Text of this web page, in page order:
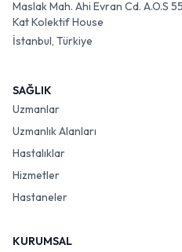
Maslak Mah. Ahi Evran Cd. A.O.S
Kat Kolektif House
İstanbul, Türkiye
SAĞLIK
Uzmanlar
Uzmanlık Alanları
Hastalıklar
Hizmetler
Hastaneler
KURUMSAL